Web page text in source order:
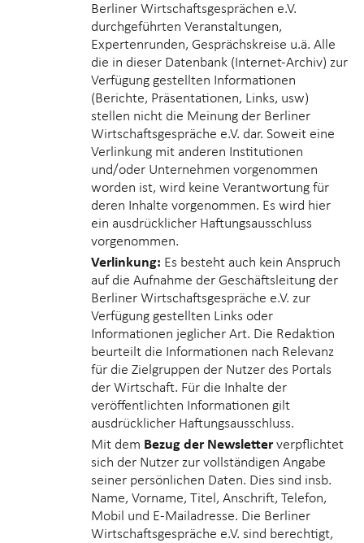
Berliner Wirtschaftsgesprächen e.V.
durchgeführten Veranstaltungen,
Expertenrunden, Gesprächskreise u.ä. Alle
die in dieser Datenbank (Internet-Archiv) zur
Verfügung gestellten Informationen
(Berichte, Präsentationen, Links, usw)
stellen nicht die Meinung der Berliner
Wirtschaftsgespräche e.V. dar. Soweit eine
Verlinkung mit anderen Institutionen
und/oder Unternehmen vorgenommen
worden ist, wird keine Verantwortung für
deren Inhalte vorgenommen. Es wird hier
ein ausdrücklicher Haftungsausschluss
vorgenommen.
Verlinkung: Es besteht auch kein Anspruch
auf die Aufnahme der Geschäftsleitung der
Berliner Wirtschaftsgespräche e.V. zur
Verfügung gestellten Links oder
Informationen jeglicher Art. Die Redaktion
beurteilt die Informationen nach Relevanz
für die Zielgruppen der Nutzer des Portals
der Wirtschaft. Für die Inhalte der
veröffentlichten Informationen gilt
ausdrücklicher Haftungsausschluss.
Mit dem Bezug der Newsletterverpflichtet
sich der Nutzer zur vollständigen Angabe
seiner persönlichen Daten. Dies sind insb.
Name, Vorname, Titel, Anschrift, Telefon,
Mobil und E-Mailadresse. Die Berliner
Wirtschaftsgespräche e.V. sind berechtigt,